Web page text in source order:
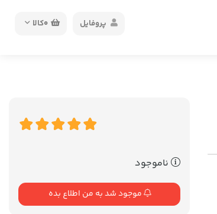
0کالا پروفایل
ناموجود
موجود شد به من اطلاع بده